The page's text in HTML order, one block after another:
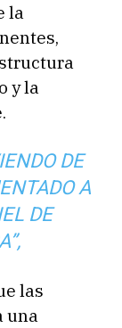
la
y la
DE
A
DE
las
una